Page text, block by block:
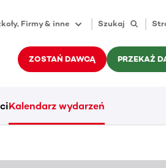
Firmy & inne Szukaj
ZOSTAŃ DAWCĄ PRZEKAŻ
Kalendarz wydarzeń